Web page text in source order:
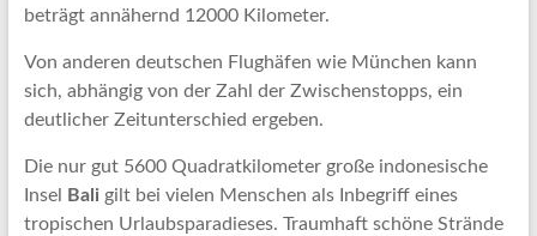
beträgt annähernd 12000 Kilometer.
Von anderen deutschen Flughäfen wie München kann
sich, abhängig von der Zahl der Zwischenstopps, ein
deutlicher Zeitunterschied ergeben.
Die nur gut 5600 Quadratkilometer große indonesische
Insel
Bali gilt bei vielen Menschen als Inbegriff eines
tropischen Urlaubsparadieses. Traumhaft schöne Strände